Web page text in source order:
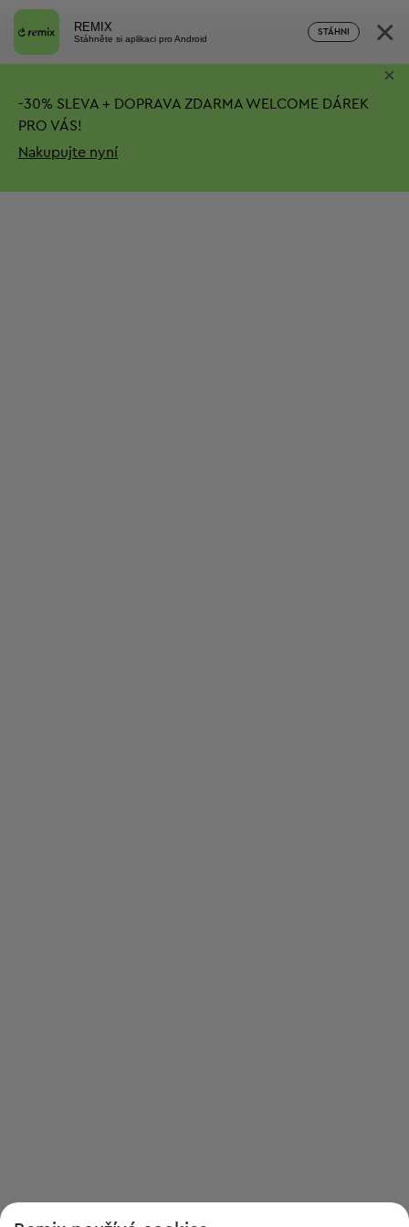
REMIX
Stáhněte si aplikaci pro Android
STÁHNI ×
-30% SLEVA + DOPRAVA ZDARMA WELCOME DÁREK
PRO VÁS!
Nakupujte nyní
×